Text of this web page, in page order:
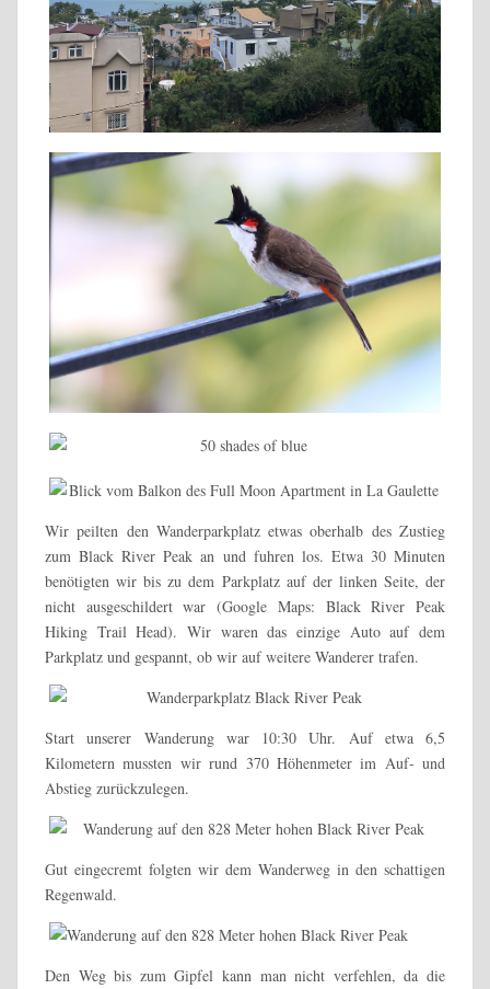
Wir peilten den Wanderparkplatz etwas oberhalb des Zustieg
zum Black River Peak an und fuhren los. Etwa 30 Minuten
benötigten wir bis zu dem Parkplatz auf der linken Seite, der
nicht ausgeschildert war (Google Maps: Black River Peak
Hiking Trail Head). Wir waren das einzige Auto auf dem
Parkplatz und gespannt, ob wir auf weitere Wanderer trafen.
Start unserer Wanderung war 10:30 Uhr. Auf etwa 6,5
Kilometern mussten wir rund 370 Höhenmeter im Auf- und
Abstieg zurückzulegen.
Gut eingecremt folgten wir dem Wanderweg in den schattigen
Regenwald.
Den Weg bis zum Gipfel kann man nicht verfehlen, da die